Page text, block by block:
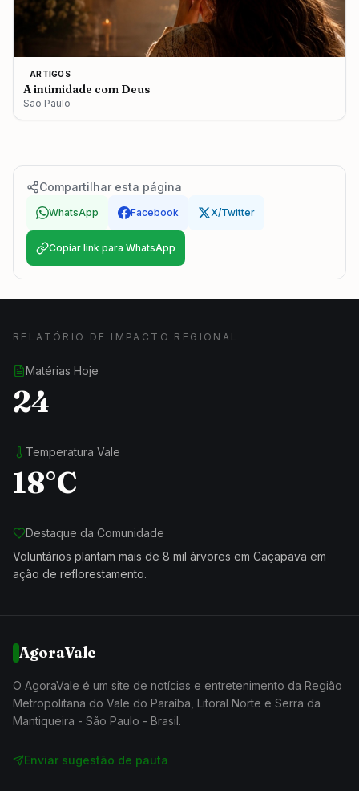
ARTIGOS
A intimidade com Deus
São Paulo
Compartilhar esta página
WhatsApp Facebook X/Twitter
Copiar link para WhatsApp
RELATÓRIO DE IMPACTO REGIONAL
Matérias Hoje
24
Temperatura Vale
18°C
Destaque da Comunidade
Voluntários plantam mais de 8 mil árvores em Caçapava em
ação de reflorestamento.
AgoraVale
O AgoraVale é um site de notícias e entretenimento da Região
Metropolitana do Vale do Paraíba, Litoral Norte e Serra da
Mantiqueira - São Paulo - Brasil.
Enviar sugestão de pauta